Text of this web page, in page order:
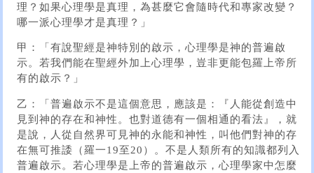
理？如果心理學是真理，為甚麼它會隨時代和專家改變？
哪一派心理學才是真理？」
甲：「有說聖經是神特別的啟示，心理學是神的普遍啟
示。若我們能在聖經外加上心理學，豈非更能包羅上帝所
有的啟示？」
乙：「普遍啟示不是這個意思，應該是：『人能從創造中
見到神的存在和神性。也對道德有一個相通的看法』，就
是說，人從自然界可見神的永能和神性，叫他們對神的存
在無可推諉（羅一19至20）。不是人類所有的知識都列入
普遍啟示。若心理學是上帝的普遍啟示，心理學家中怎麼